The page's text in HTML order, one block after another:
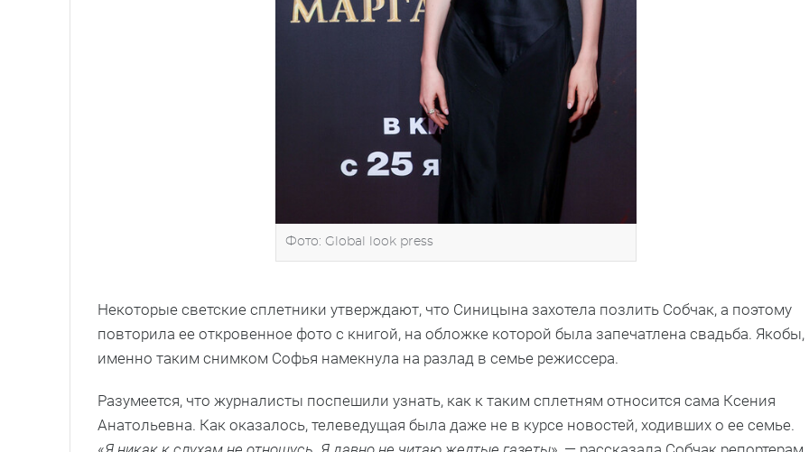
Фото: Global look press
Некоторые светские сплетники утверждают, что Синицына захотела позлить Собчак, а поэтому
повторила ее откровенное фото с книгой, на обложке которой была запечатлена свадьба. Якобы,
именно таким снимком Софья намекнула на разлад в семье режиссера.
Разумеется, что журналисты поспешили узнать, как к таким сплетням относится сама Ксения
Анатольевна. Как оказалось, телеведущая была даже не в курсе новостей, ходивших о ее семье.